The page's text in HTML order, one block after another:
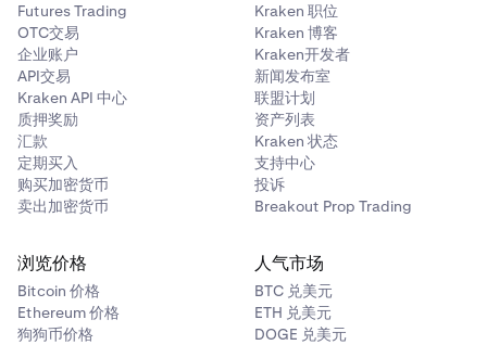
Futures Trading
OTC交易
企业账户
API交易
Kraken API 中心
质押奖励
汇款
定期买入
购买加密货币
卖出加密货币
Kraken 职位
Kraken 博客
Kraken开发者
新闻发布室
联盟计划
资产列表
Kraken 状态
支持中心
投诉
Breakout Prop Trading
浏览价格
Bitcoin 价格
Ethereum 价格
狗狗币价格
人气市场
BTC 兑美元
ETH 兑美元
DOGE 兑美元